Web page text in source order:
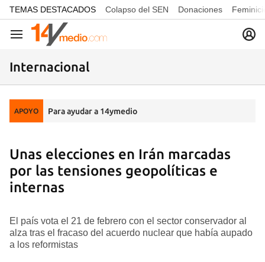
common.go-to-content
TEMAS DESTACADOS Colapso del SEN Donaciones
Navegación
Internacional
APOYO Para ayudar a 14ymedio
Unas elecciones en Irán marcadas
por las tensiones geopolíticas e
internas
El país vota el 21 de febrero con el sector conservador al
alza tras el fracaso del acuerdo nuclear que había aupado
a los reformistas